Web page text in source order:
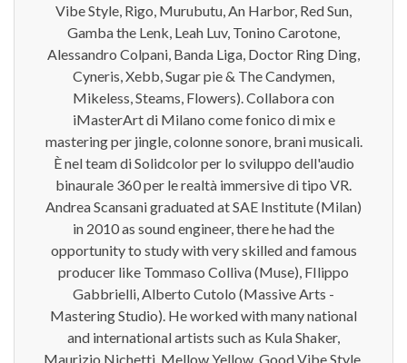
Vibe Style, Rigo, Murubutu, An Harbor, Red Sun,
Gamba the Lenk, Leah Luv, Tonino Carotone,
Alessandro Colpani, Banda Liga, Doctor Ring Ding,
Cyneris, Xebb, Sugar pie & The Candymen,
Mikeless, Steams, Flowers). Collabora con
iMasterArt di Milano come fonico di mix e
mastering per jingle, colonne sonore, brani musicali.
È nel team di Solidcolor per lo sviluppo dell'audio
binaurale 360 per le realtà immersive di tipo VR.
Andrea Scansani graduated at SAE Institute (Milan)
in 2010 as sound engineer, there he had the
opportunity to study with very skilled and famous
producer like Tommaso Colliva (Muse), FIlippo
Gabbrielli, Alberto Cutolo (Massive Arts -
Mastering Studio). He worked with many national
and international artists such as Kula Shaker,
Maurizio Nichetti, Mellow Yellow, Good Vibe Style,